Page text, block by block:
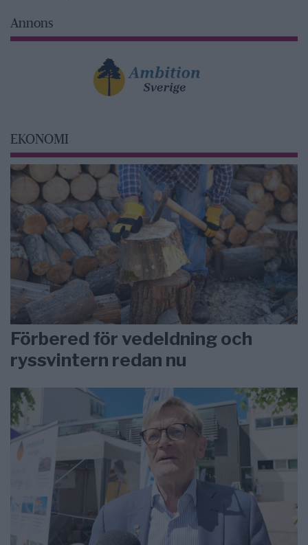
Annons
EKONOMI
Förbered för vedeldning och
ryssvintern redan nu